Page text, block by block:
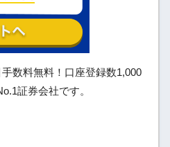
数料無料！口座登録数1,000
証券会社です。